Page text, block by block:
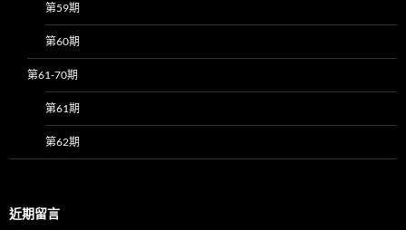
第59期
第60期
第61-70期
第61期
第62期
近期留言